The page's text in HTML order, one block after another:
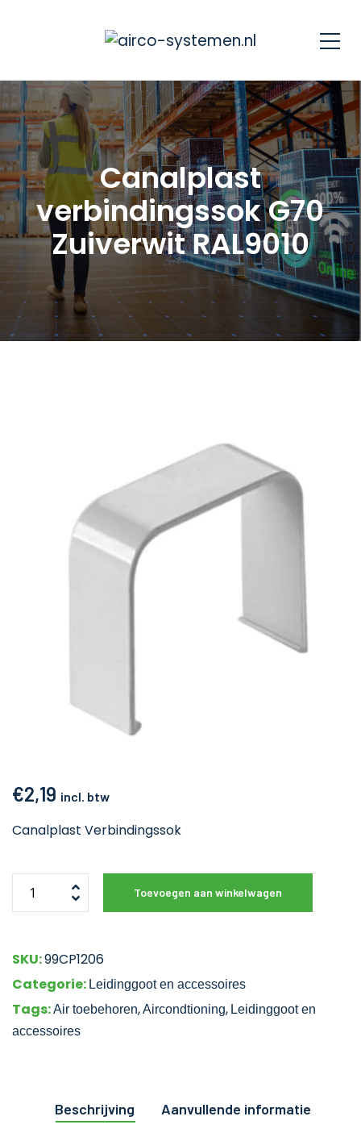
Canalplast
verbindingssok G70
Zuiverwit RAL9010
€2,19 incl. btw
Canalplast Verbindingssok
Toevoegen aan winkelwagen
SKU:99CP1206
Categorie: Leidinggoot en accessoires
Tags:Air toebehoren,Aircondtioning, Leidinggoot en
accessoires
Beschrijving Aanvullende informatie